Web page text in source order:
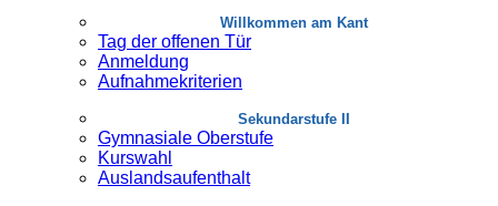
Willkommen am Kant
Tag der offenen Tür
Anmeldung
Aufnahmekriterien
Sekundarstufe II
Gymnasiale Oberstufe
Kurswahl
Auslandsaufenthalt